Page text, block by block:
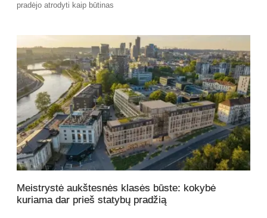
pradėjo atrodyti kaip būtinas
Meistrystė aukštesnės klasės būste: kokybė
kuriama dar prieš statybų pradžią